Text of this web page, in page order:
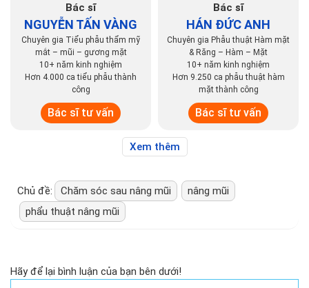
Bác sĩ
NGUYỄN TẤN VÀNG
Chuyên gia Tiểu phẫu thẩm mỹ
mắt – mũi – gương mặt
10+ năm kinh nghiệm
Hơn 4.000 ca tiểu phẫu thành
công
Bác sĩ tư vấn
Bác sĩ
HÁN ĐỨC ANH
Chuyên gia Phẫu thuật Hàm mặt
& Răng – Hàm – Mặt
10+ năm kinh nghiệm
Hơn 9.250 ca phẫu thuật hàm
mặt thành công
Bác sĩ tư vấn
Xem thêm
Chủ đề: Chăm sóc sau nâng mũi
nâng mũi
phẩu thuật nâng mũi
Hãy để lại bình luận của bạn bên dưới!